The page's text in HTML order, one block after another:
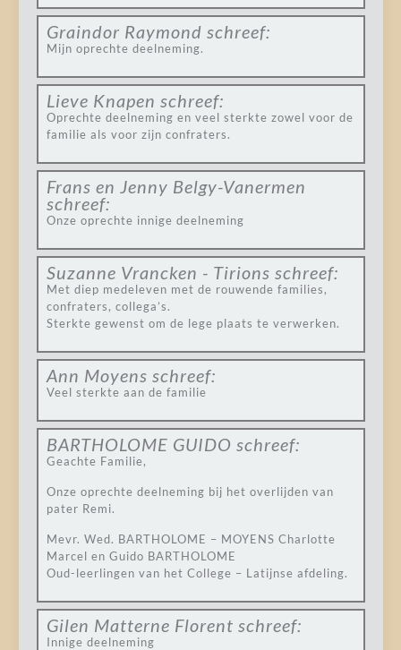
Graindor Raymond schreef:
Mijn oprechte deelneming.
Lieve Knapen schreef:
Oprechte deelneming en veel sterkte zowel voor de
familie als voor zijn confraters.
Frans en Jenny Belgy-Vanermen
schreef:
Onze oprechte innige deelneming
Suzanne Vrancken - Tirions schreef:
Met diep medeleven met de rouwende families,
confraters, collega’s.
Sterkte gewenst om de lege plaats te verwerken.
Ann Moyens schreef:
Veel sterkte aan de familie
BARTHOLOME GUIDO schreef:
Geachte Familie,
Onze oprechte deelneming bij het overlijden van
pater Remi.
Mevr. Wed. BARTHOLOME – MOYENS Charlotte
Marcel en Guido BARTHOLOME
Oud-leerlingen van het College – Latijnse afdeling.
Gilen Matterne Florent schreef:
Innige deelneming